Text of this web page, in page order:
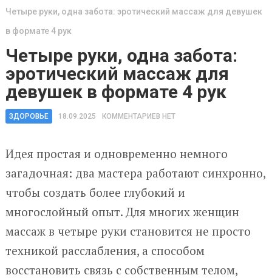
Четыре руки, одна забота: эротический массаж для девушек
в формате 4 рук
Четыре руки, одна забота:
эротический массаж для
девушек в формате 4 рук
ЗДОРОВЬЕ 18.09.2025 КОММЕНТАРИЕВ НЕТ
Идея простая и одновременно немного
загадочная: два мастера работают синхронно,
чтобы создать более глубокий и
многослойный опыт. Для многих женщин
массаж в четыре руки становится не просто
техникой расслабления, а способом
восстановить связь с собственным телом,